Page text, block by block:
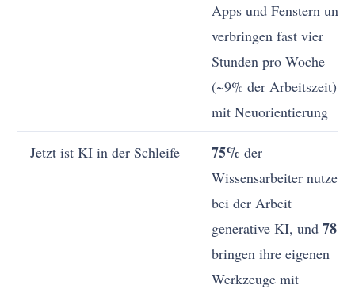
Apps und Fenstern und
verbringen fast vier
Stunden pro Woche
(~9% der Arbeitszeit)
mit Neuorientierung
Jetzt ist KI in der Schleife 75% der
Wissensarbeiter nutzen
bei der Arbeit
generative KI, und78%
bringen ihre eigenen
Werkzeuge mit